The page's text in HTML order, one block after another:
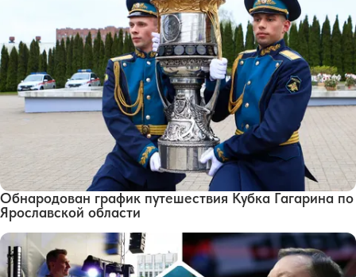
Обнародован график путешествия Кубка Гагарина по
Ярославской области